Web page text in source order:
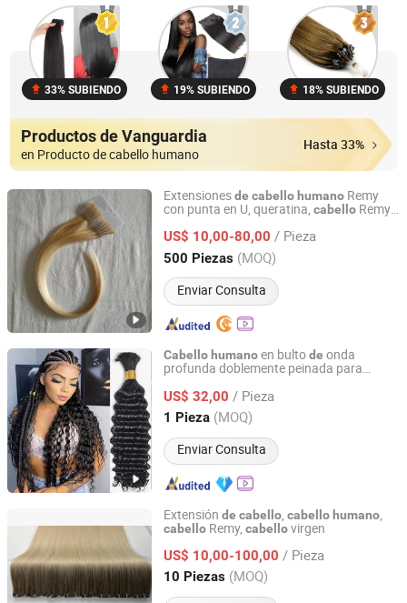
33% SUBIENDO 19% SUBIENDO 18% SUBIENDO
Productos de Vanguardia
en Producto de cabello humano
Hasta 33%
Extensionesde cabello humano Remy
con punta en U, queratina, cabello Remy
US$ 10,00-80,00 / Pieza
500 Piezas (MOQ)
Enviar Consulta
Qingdao Nicety Co., Ltd.
Shandong, China Desde 2016
Cabello humanoen bultode onda
profunda doblemente peinada para
US$ 32,00 / Pieza
1 Pieza (MOQ)
Enviar Consulta
Xuchang Kbeth Hair Products Co., Ltd.
Henan, China Desde 2021
Extensión de cabello cabellohumano
cabello Remy, cabellovirgen
US$ 10,00-100,00 / Pieza
10 Piezas (MOQ)
Foshan Wendy Hair Products Co., Ltd.
Guangdong, China Desde 2015